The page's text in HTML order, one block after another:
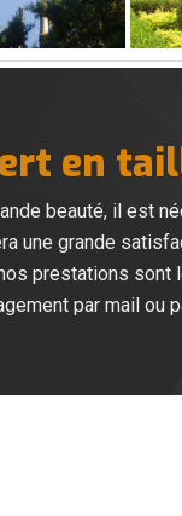
en
beauté, il est
une grande
prestations
par mail ou